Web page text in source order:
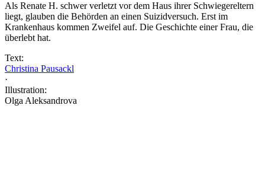
Als Renate H. schwer verletzt vor dem Haus ihrer Schwiegereltern
liegt, glauben die Behörden an einen Suizidversuch. Erst im
Krankenhaus kommen Zweifel auf. Die Geschichte einer Frau, die
überlebt hat.
Text:
Christina Pausackl
·
Illustration:
Olga Aleksandrova